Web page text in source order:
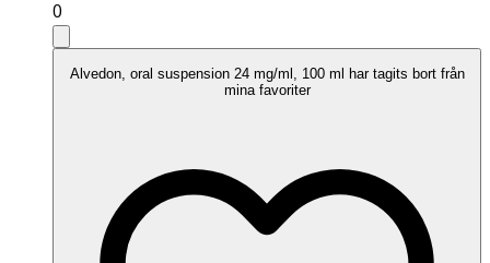
0
Alvedon, oral suspension 24 mg/ml, 100 ml har tagits bort från
mina favoriter